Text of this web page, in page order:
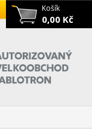
Košík
0,00 Kč